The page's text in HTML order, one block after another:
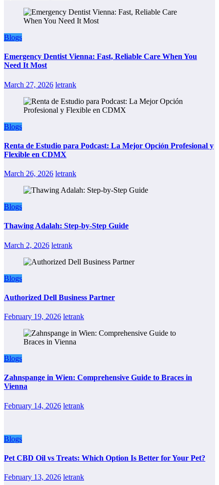
Blogs
Emergency Dentist Vienna: Fast, Reliable Care When You
Need It Most
March 27, 2026 letrank
Blogs
Renta de Estudio para Podcast: La Mejor Opción Profesional y
Flexible en CDMX
March 26, 2026 letrank
Blogs
Thawing Adalah: Step-by-Step Guide
March 2, 2026 letrank
Blogs
Authorized Dell Business Partner
February 19, 2026 letrank
Blogs
Zahnspange in Wien: Comprehensive Guide to Braces in
Vienna
February 14, 2026 letrank
Blogs
Pet CBD Oil vs Treats: Which Option Is Better for Your Pet?
February 13, 2026 letrank